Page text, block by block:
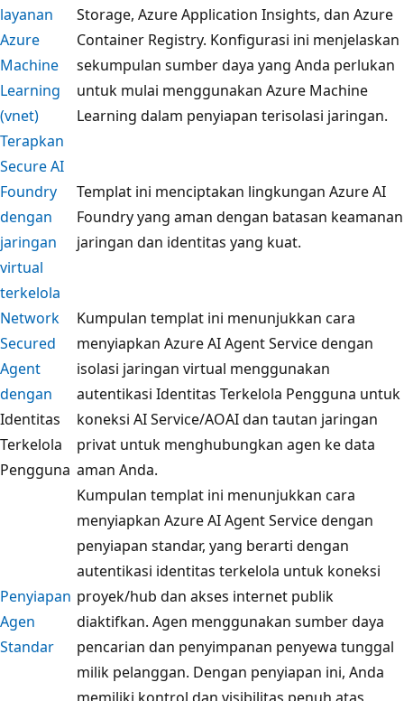
layanan
Azure
Machine
Learning
(vnet)
Storage, Azure Application Insights, dan Azure
Container Registry. Konfigurasi ini menjelaskan
sekumpulan sumber daya yang Anda perlukan
untuk mulai menggunakan Azure Machine
Learning dalam penyiapan terisolasi jaringan.
Terapkan
Secure AI
Foundry
dengan
jaringan
virtual
terkelola
Templat ini menciptakan lingkungan Azure AI
Foundry yang aman dengan batasan keamanan
jaringan dan identitas yang kuat.
Network
Secured
Agent
dengan
Identitas
Terkelola
Pengguna
Kumpulan templat ini menunjukkan cara
menyiapkan Azure AI Agent Service dengan
isolasi jaringan virtual menggunakan
autentikasi Identitas Terkelola Pengguna untuk
koneksi AI Service/AOAI dan tautan jaringan
privat untuk menghubungkan agen ke data
aman Anda.
Penyiapan
Agen
Standar
Kumpulan templat ini menunjukkan cara
menyiapkan Azure AI Agent Service dengan
penyiapan standar, yang berarti dengan
autentikasi identitas terkelola untuk koneksi
proyek/hub dan akses internet publik
diaktifkan. Agen menggunakan sumber daya
pencarian dan penyimpanan penyewa tunggal
milik pelanggan. Dengan penyiapan ini, Anda
memiliki kontrol dan visibilitas penuh atas